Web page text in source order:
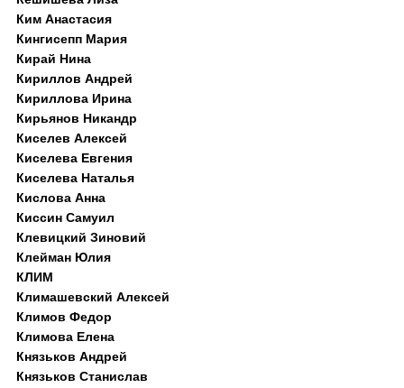
Ким Анастасия
Кингисепп Мария
Кирай Нина
Кириллов Андрей
Кириллова Ирина
Кирьянов Никандр
Киселев Алексей
Киселева Евгения
Киселева Наталья
Кислова Анна
Киссин Самуил
Клевицкий Зиновий
Клейман Юлия
КЛИМ
Климашевский Алексей
Климов Федор
Климова Елена
Князьков Андрей
Князьков Станислав